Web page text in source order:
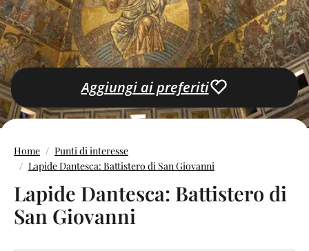
Aggiungi ai preferiti
Home
Punti di interesse
Lapide Dantesca: Battistero di San Giovanni
Lapide Dantesca: Battistero di
San Giovanni